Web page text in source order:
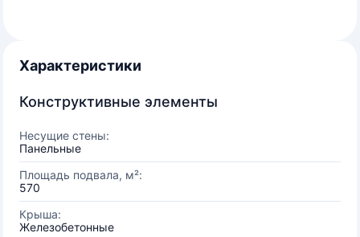
Характеристики
Конструктивные элементы
Несущие стены:
Панельные
Площадь подвала, м²:
570
Крыша:
Железобетонные